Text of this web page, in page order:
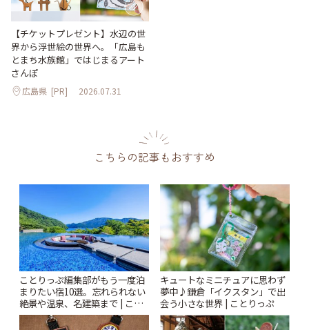
【チケットプレゼント】水辺の世
界から浮世絵の世界へ。「広島も
とまち水族館」ではじまるアート
さんぽ
広島県 [PR] 2026.07.31
こちらの記事もおすすめ
ことりっぷ編集部がもう一度泊
まりたい宿10選。忘れられない
絶景や温泉、名建築まで | こと
りっぷ
キュートなミニチュアに思わず
夢中♪鎌倉「イクスタン」で出
会う小さな世界 | ことりっぷ